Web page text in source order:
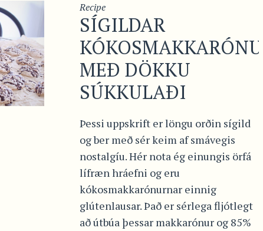
Recipe
SÍGILDAR
KÓKOSMAKKARÓNUR
MEÐ DÖKKU
SÚKKULAÐI
Þessi uppskrift er löngu orðin sígild
og ber með sér keim af smávegis
nostalgíu. Hér nota ég einungis örfá
lífræn hráefni og eru
kókosmakkarónurnar einnig
glútenlausar. Það er sérlega fljótlegt
að útbúa þessar makkarónur og 85%